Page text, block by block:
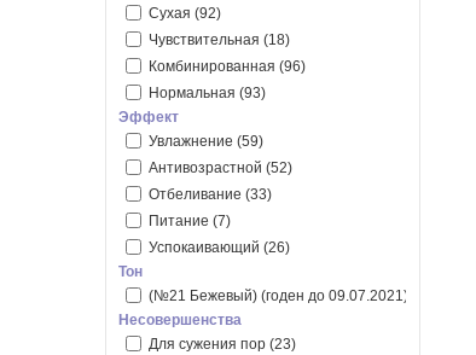
Medicube (16)
Mediheal (1)
Real Barrier (5)
Round Lab (6)
Sungboon Editor
Tiam (4)
VT Cosmetics (30)
Сухая (92)
Чувствительная (18)
Комбинированная (96)
Нормальная (93)
Эффект
Увлажнение (59)
Антивозрастной (52)
Отбеливание (33)
Питание (7)
Успокаивающий (26)
Тон
(№21 Бежевый) (годен до 09.07.2021)
Несовершенства
Для сужения пор (23)